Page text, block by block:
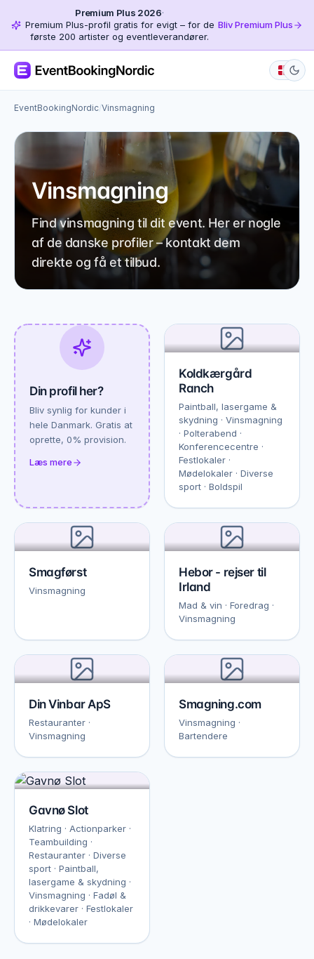
Premium Plus 2026·
Premium Plus-profil gratis for evigt – for de
første 200 artister og eventleverandører.
Bliv Premium Plus
EventBookingNordic/Vinsmagning
Vinsmagning
Find vinsmagning til dit event. Her er nogle
af de danske profiler – kontakt dem
direkte og få et tilbud.
Din profil her?
Bliv synlig for kunder i
hele Danmark. Gratis at
oprette, 0% provision.
Læs mere
Koldkærgård
Ranch
Paintball, lasergame &
skydning · Vinsmagning
· Polterabend ·
Konferencecentre ·
Festlokaler ·
Mødelokaler · Diverse
sport · Boldspil
Smagførst
Vinsmagning
Hebor - rejser til
Irland
Mad & vin · Foredrag ·
Vinsmagning
Din Vinbar ApS
Restauranter ·
Vinsmagning
Smagning.com
Vinsmagning ·
Bartendere
Gavnø Slot
Klatring · Actionparker ·
Teambuilding ·
Restauranter · Diverse
sport · Paintball,
lasergame & skydning ·
Vinsmagning · Fadøl &
drikkevarer · Festlokaler
· Mødelokaler